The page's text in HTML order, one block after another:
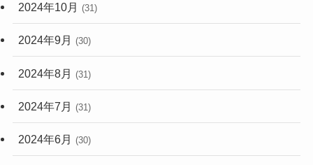
2024年10月 (31)
2024年9月 (30)
2024年8月 (31)
2024年7月 (31)
2024年6月 (30)